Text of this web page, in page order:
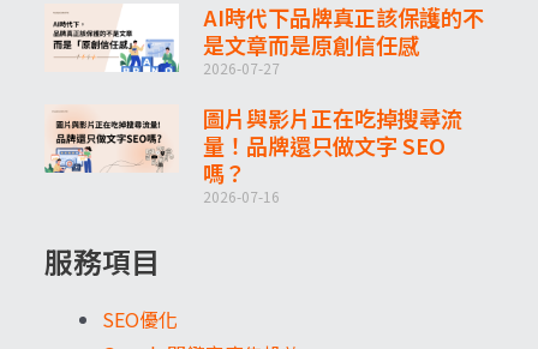
服務項目
SEO優化
AI時代下品牌真正該保護的不
是文章而是原創信任感
2026-07-27
圖片與影片正在吃掉搜尋流
量！品牌還只做文字 SEO
嗎？
2026-07-16